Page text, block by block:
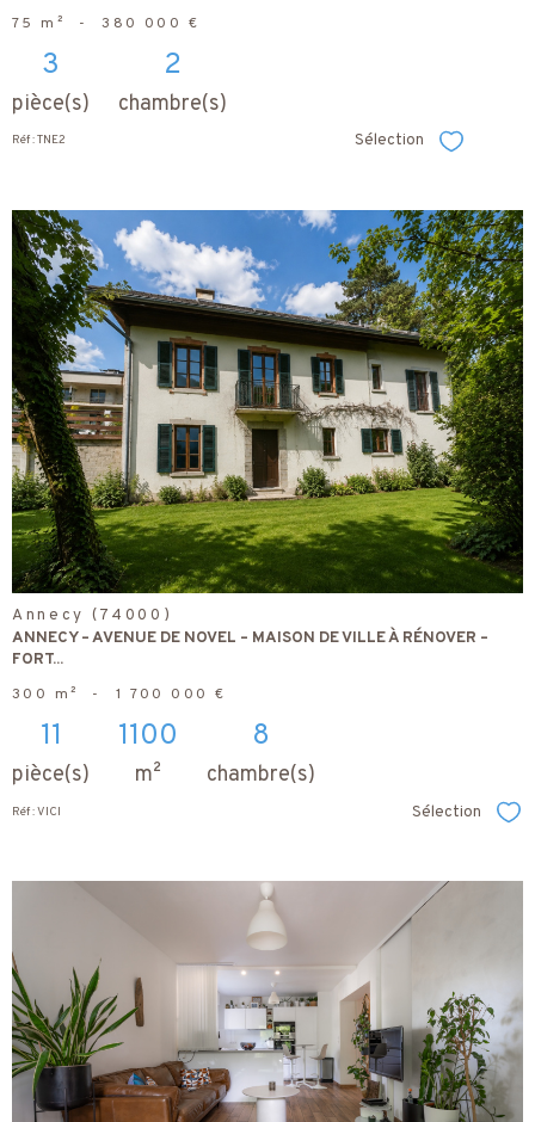
75 m² - 380 000 €
3
pièce(s)
2
chambre(s)
Réf : TNE2 Sélection Sélectionner
voir le
bien
Annecy (74000)
ANNECY – AVENUE DE NOVEL – MAISON DE VILLE À RÉNOVER –
FORT...
300 m² - 1 700 000 €
11
pièce(s)
1100
m²
8
chambre(s)
Réf : VICI Sélection
voir le
bien